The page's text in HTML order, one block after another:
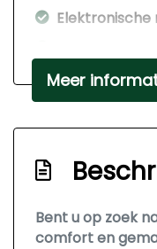
Zij airbag(s)
Elektrische
Elektrische
Meer
Bent u op zoek
comfort en